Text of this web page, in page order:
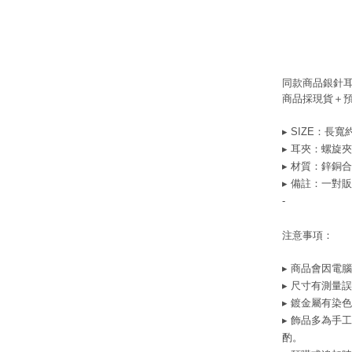
同款商品銀針
商品採現貨＋
▸ SIZE：長寬
▸ 耳夾：螺旋夾
▸ 材質：鋅銅
▸ 備註：一對
-
注意事項：
▸ 商品會因電
▸ 尺寸有測量
▸ 鍍金屬有染
▸ 飾品多為手
酌。